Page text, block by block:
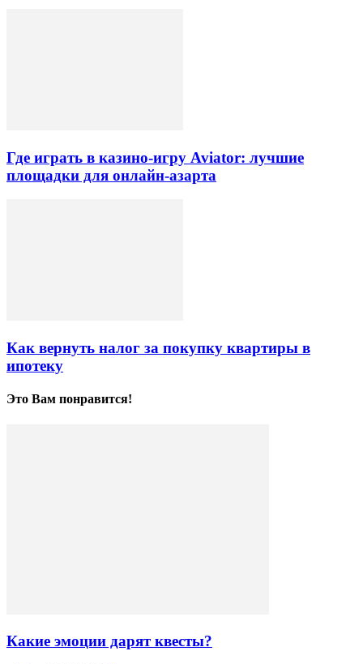
Где играть в казино-игру Aviator: лучшие
площадки для онлайн-азарта
Как вернуть налог за покупку квартиры в
ипотеку
Это Вам понравится!
Какие эмоции дарят квесты?